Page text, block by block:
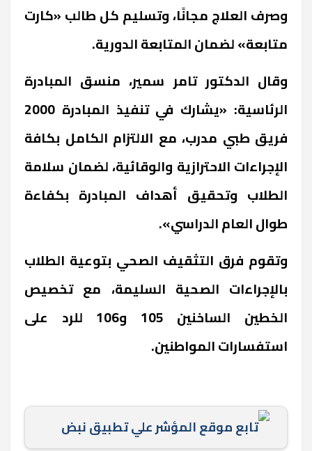
وصرف العلاج مجانًا، وتسليم كل طالب «كارت
متابعة» لضمان المتابعة الدورية.
وقال الدكتور تامر سمير، منسق المبادرة
الرئاسية: «يشارك في تنفيذ المبادرة 2000
فريق طبي مدرب، مع الالتزام الكامل بكافة
الإجراءات الاحترازية والوقائية، لضمان سلامة
الطلاب وتحقيق أهداف المبادرة بكفاءة
طوال العام الدراسي».
وتقوم فرق التثقيف الصحي بتوعية الطلاب
بالإجراءات الصحية السليمة، مع تخصيص
الخطين الساخنين 105 و106 للرد على
استفسارات المواطنين.
تابع موقع المؤشر علي تطبيق نبض